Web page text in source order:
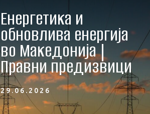
Енергетика и
обновлива енергија
во Македонија |
Правни предизвици
29.06.2026